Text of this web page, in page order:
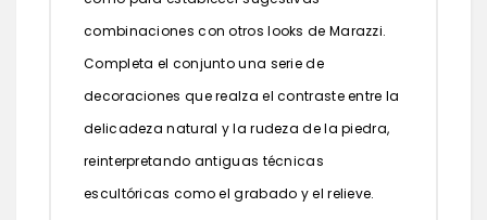
combinaciones con otros looks de Marazzi.
Completa el conjunto una serie de
decoraciones que realza el contraste entre la
delicadeza natural y la rudeza de la piedra,
reinterpretando antiguas técnicas
escultóricas como el grabado y el relieve.